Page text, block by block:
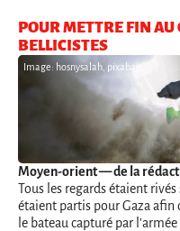
POUR METTRE FIN AU
BELLICISTES
Image: hosnysalah, pixabay
Moyen-orient— de la
Tous les regards étaient
étaient partis pour Gaza afin
le bateau capturé par